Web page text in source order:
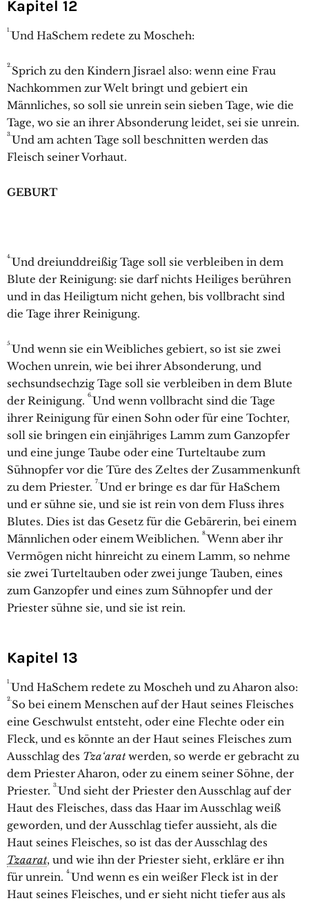
Kapitel 12
1.Und HaSchem redete zu Moscheh:
2.Sprich zu den Kindern Jisrael also: wenn eine Frau
Nachkommen zur Welt bringt und gebiert ein
Männliches, so soll sie unrein sein sieben Tage, wie die
Tage, wo sie an ihrer Absonderung leidet, sei sie unrein.
3.Und am achten Tage soll beschnitten werden das
Fleisch seiner Vorhaut.
GEBURT
4.Und dreiunddreißig Tage soll sie verbleiben in dem
Blute der Reinigung: sie darf nichts Heiliges berühren
und in das Heiligtum nicht gehen, bis vollbracht sind
die Tage ihrer Reinigung.
5.Und wenn sie ein Weibliches gebiert, so ist sie zwei
Wochen unrein, wie bei ihrer Absonderung, und
sechsundsechzig Tage soll sie verbleiben in dem Blute
der Reinigung. 6.Und wenn vollbracht sind die Tage
ihrer Reinigung für einen Sohn oder für eine Tochter,
soll sie bringen ein einjähriges Lamm zum Ganzopfer
und eine junge Taube oder eine Turteltaube zum
Sühnopfer vor die Türe des Zeltes der Zusammenkunft
zu dem Priester. 7.Und er bringe es dar für HaSchem
und er sühne sie, und sie ist rein von dem Fluss ihres
Blutes. Dies ist das Gesetz für die Gebärerin, bei einem
Männlichen oder einem Weiblichen. 8.Wenn aber ihr
Vermögen nicht hinreicht zu einem Lamm, so nehme
sie zwei Turteltauben oder zwei junge Tauben, eines
zum Ganzopfer und eines zum Sühnopfer und der
Priester sühne sie, und sie ist rein.
Kapitel 13
1.Und HaSchem redete zu Moscheh und zu Aharon also:
2.So bei einem Menschen auf der Haut seines Fleisches
eine Geschwulst entsteht, oder eine Flechte oder ein
Fleck, und es könnte an der Haut seines Fleisches zum
Ausschlag des Tza‘aratwerden, so werde er gebracht zu
dem Priester Aharon, oder zu einem seiner Söhne, der
Priester. 3.Und sieht der Priester den Ausschlag auf der
Haut des Fleisches, dass das Haar im Ausschlag weiß
geworden, und der Ausschlag tiefer aussieht, als die
Haut seines Fleisches, so ist das der Ausschlag des
Tzaarat, und wie ihn der Priester sieht, erkläre er ihn
für unrein. 4.Und wenn es ein weißer Fleck ist in der
Haut seines Fleisches, und er sieht nicht tiefer aus als